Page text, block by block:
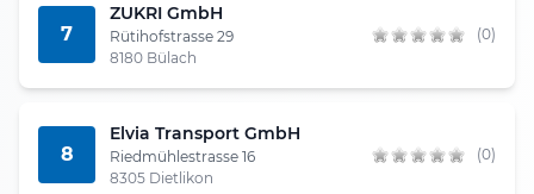
7
ZUKRI GmbH
Rütihofstrasse 29
8180 Bülach
(0)
8
Elvia Transport GmbH
Riedmühlestrasse 16
8305 Dietlikon
(0)